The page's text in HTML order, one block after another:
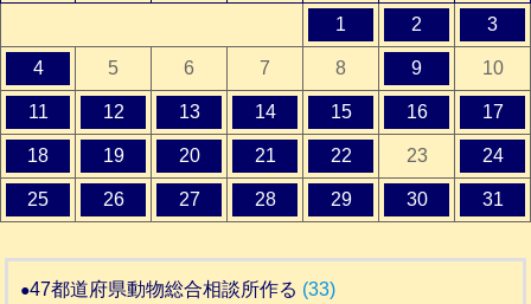
1 2 3
4 5 6 7 8 9 10
11 12 13 14 15 16 17
18 19 20 21 22 23 24
25 26 27 28 29 30 31
47都道府県動物総合相談所作る (33)